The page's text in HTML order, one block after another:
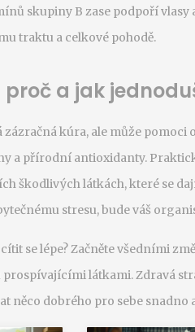
skupiny B zase podpoří
traktu a celkové pohodě.
proč a jak
kúra, ale může
a přírodní antioxidanty.
škodlivých látkách, které se
stresu, bude váš
se lépe? Začněte všedními
látkami. Zdravá
něco dobrého pro sebe snadno